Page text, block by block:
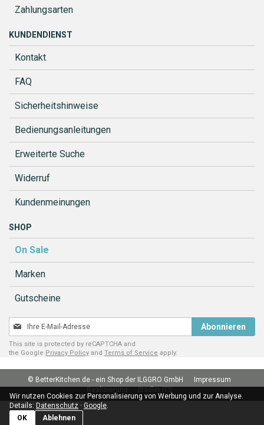
Zahlungsarten
KUNDENDIENST
Kontakt
FAQ
Sicherheitshinweise
Bedienungsanleitungen
Erweiterte Suche
Widerruf
Kundenmeinungen
SHOP
On Sale
Marken
Gutscheine
Melden
Sie
sich
für
unseren
Newsletter
an:
Abonnieren
This site is protected by reCAPTCHA and
the Google Privacy Policy and Terms of Service apply.
Wir nutzen Cookies zur Personalisierung von Werbung und zur Analyse.
Details: Datenschutz · Google.
OK
Ablehnen
© BetterKitchen.de - ein Shop der ILGGRO GmbH
Impressum